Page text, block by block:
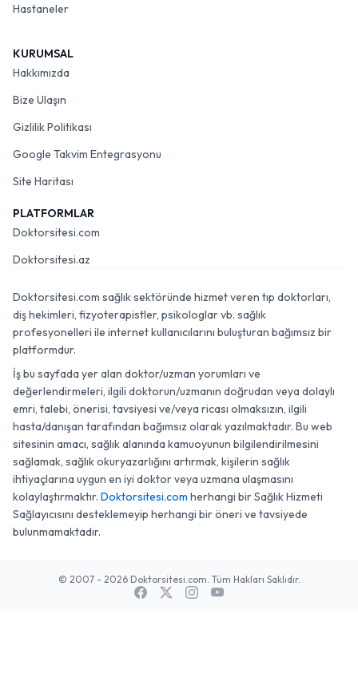
Hastaneler
KURUMSAL
Hakkımızda
Bize Ulaşın
Gizlilik Politikası
Google Takvim Entegrasyonu
Site Haritası
PLATFORMLAR
Doktorsitesi.com
Doktorsitesi.az
Doktorsitesi.com sağlık sektöründe hizmet veren tıp doktorları,
diş hekimleri, fizyoterapistler, psikologlar vb. sağlık
profesyonelleri ile internet kullanıcılarını buluşturan bağımsız bir
platformdur.
İş bu sayfada yer alan doktor/uzman yorumları ve
değerlendirmeleri, ilgili doktorun/uzmanın doğrudan veya dolaylı
emri, talebi, önerisi, tavsiyesi ve/veya ricası olmaksızın, ilgili
hasta/danışan tarafından bağımsız olarak yazılmaktadır. Bu web
sitesinin amacı, sağlık alanında kamuoyunun bilgilendirilmesini
sağlamak, sağlık okuryazarlığını artırmak, kişilerin sağlık
ihtiyaçlarına uygun en iyi doktor veya uzmana ulaşmasını
kolaylaştırmaktır. Doktorsitesi.com herhangi bir Sağlık Hizmeti
Sağlayıcısını desteklemeyip herhangi bir öneri ve tavsiyede
bulunmamaktadır.
© 2007 - 2026 Doktorsitesi.com. Tüm Hakları Saklıdır.